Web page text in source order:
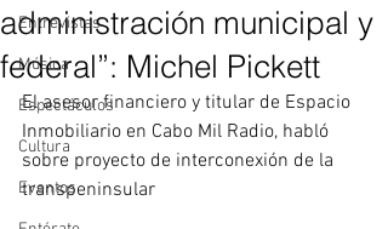
Entrevistas
Música
Espectáculos
Cultura
Eventos
administración municipal y
federal”: Michel Pickett
El asesor financiero y titular de Espacio
Inmobiliario en Cabo Mil Radio, habló
sobre proyecto de interconexión de la
transpeninsular